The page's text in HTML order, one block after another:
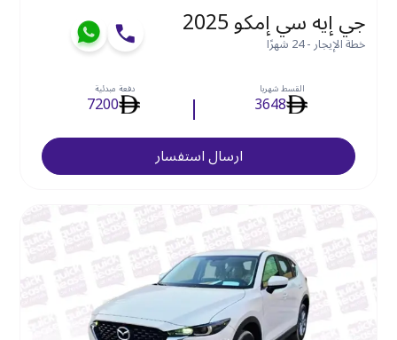
جي إيه سي إمكو 2025
خطة الإيجار - 24 شهرًا
القسط شهريا
3648
دفعة مبدئية
7200
ارسال استفسار